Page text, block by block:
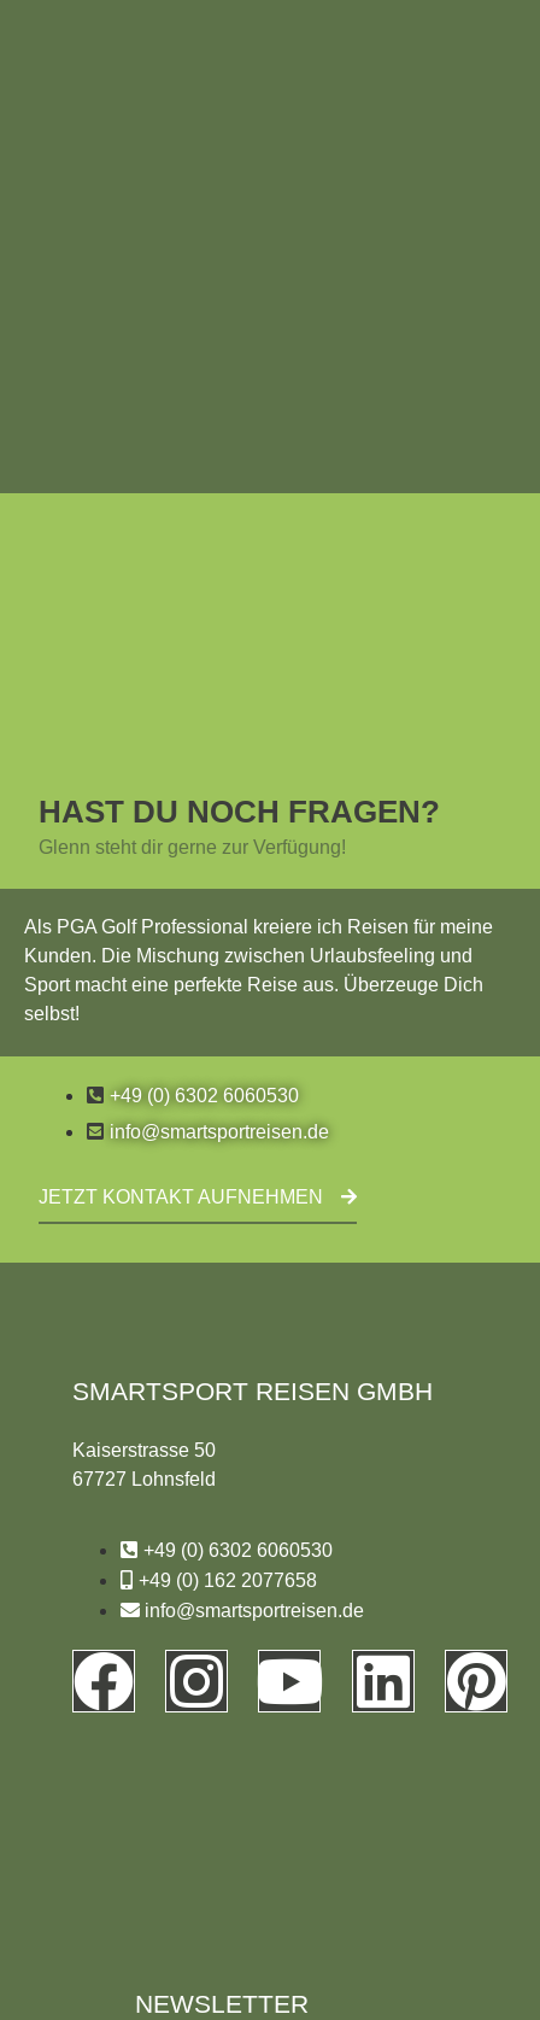
HAST DU NOCH FRAGEN?
Glenn steht dir gerne zur Verfügung!
Als PGA Golf Professional kreiere ich Reisen für meine
Kunden. Die Mischung zwischen Urlaubsfeeling und
Sport macht eine perfekte Reise aus. Überzeuge Dich
selbst!
+49 (0) 6302 6060530
info@smartsportreisen.de
JETZT KONTAKT AUFNEHMEN
SMARTSPORT REISEN GMBH
Kaiserstrasse 50
67727 Lohnsfeld
+49 (0) 6302 6060530
+49 (0) 162 2077658
info@smartsportreisen.de
NEWSLETTER